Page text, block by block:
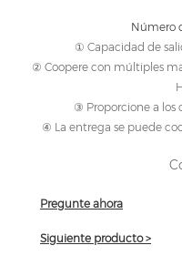
Número
① Capacidad de
② Coopere con múltiples
③ Proporcione a los
④ La entrega se puede
Pregunte ahora
Siguiente producto >